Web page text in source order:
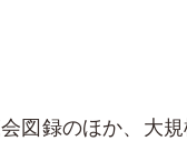
図録のほか、大